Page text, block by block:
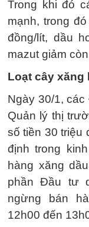
Trong khi đó
mạnh, trong
đồng/lít, dầu
mazut giảm
Loạt cây xăng
Ngày 30/1,
Quản lý thị
số tiền 30 triệu
định trong
hàng xăng
phần Đầu tư
ngừng bán
12h00 đến